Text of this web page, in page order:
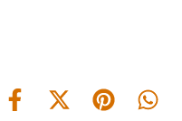
Share
Share Share Share